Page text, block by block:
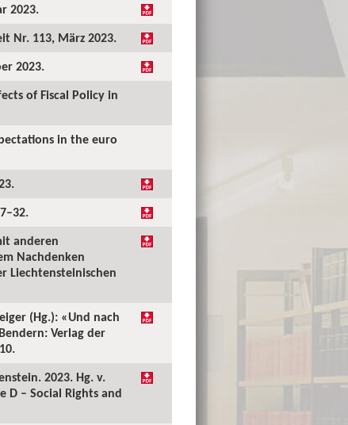
2023.
Nr. 113, März 2023.
2023.
of Fiscal Policy in
in the euro
anderen
Nachdenken
Liechtensteinischen
(Hg.): «Und nach
Verlag der
2023. Hg. v.
D – Social Rights and